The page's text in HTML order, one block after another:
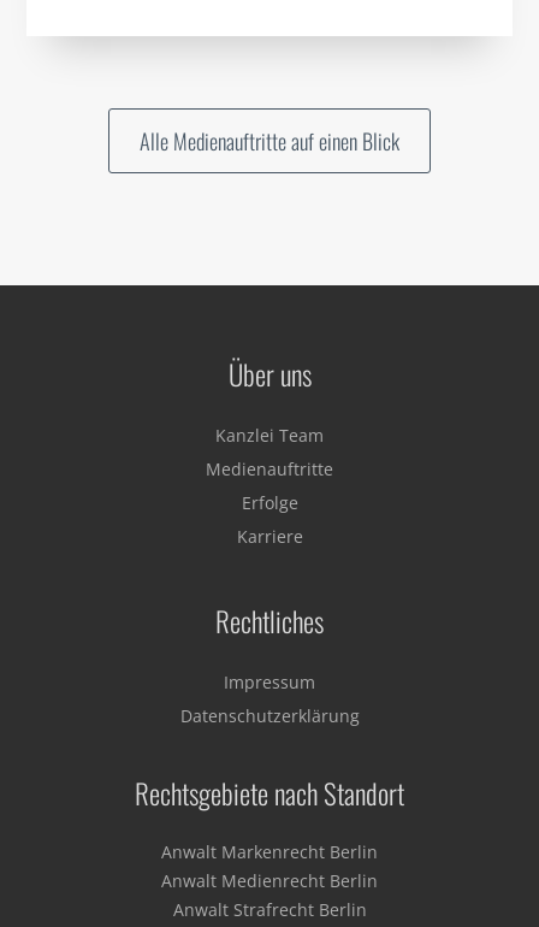
Alle Medienauftritte auf einen Blick
Über uns
Kanzlei Team
Medienauftritte
Erfolge
Karriere
Rechtliches
Impressum
Datenschutzerklärung
Rechtsgebiete nach Standort
Anwalt Markenrecht Berlin
Anwalt Medienrecht Berlin
Anwalt Strafrecht Berlin